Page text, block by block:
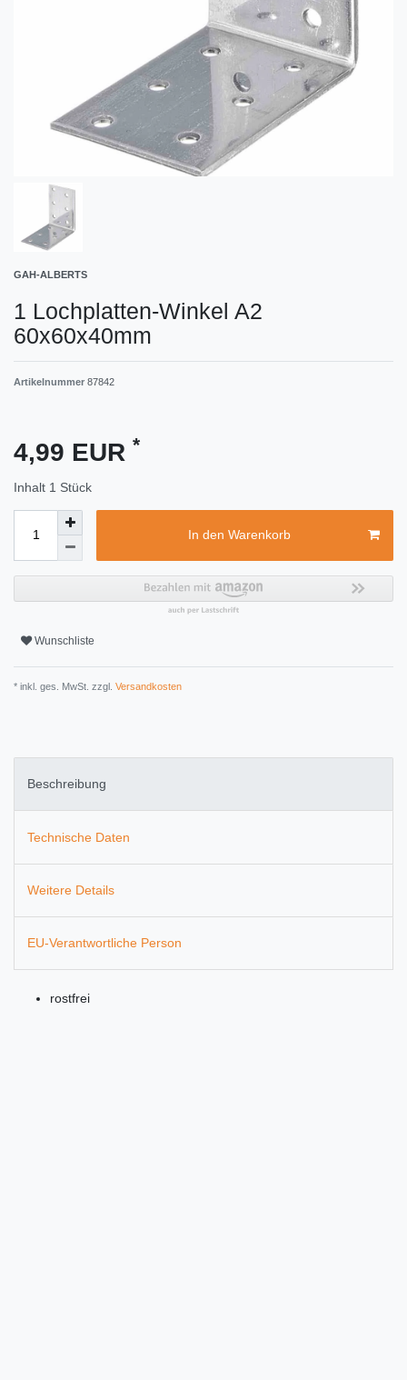
GAH-ALBERTS
1 Lochplatten-Winkel A2
60x60x40mm
Artikelnummer 87842
4,99 EUR *
Inhalt 1 Stück
In den Warenkorb
Wunschliste
* inkl. ges. MwSt. zzgl. Versandkosten
Beschreibung
Technische Daten
Weitere Details
EU-Verantwortliche Person
rostfrei